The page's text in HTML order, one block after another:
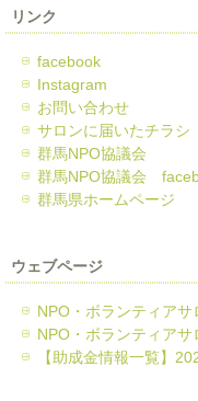
リンク
facebook
Instagram
お問い合わせ
サロンに届いたチラシ
群馬NPO協議会
群馬NPO協議会
群馬県ホームページ
ウェブページ
NPO・ボランティア
NPO・ボランティア
【助成金情報一覧】